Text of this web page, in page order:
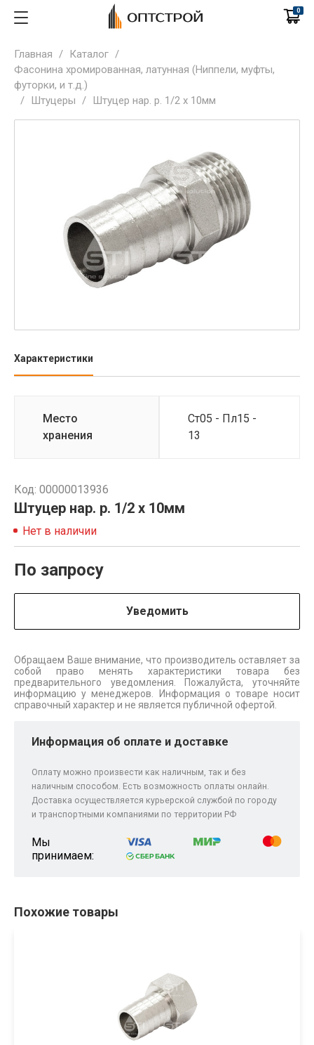
0
Главная / Каталог /
Фасонина хромированная, латунная (Ниппели, муфты,
футорки, и т.д.)
/ Штуцеры / Штуцер нар. р. 1/2 х 10мм
Характеристики
Место
хранения
Ст05 - Пл15 -
13
Код: 00000013936
Штуцер нар. р. 1/2 х 10мм
Нет в наличии
По запросу
Уведомить
Обращаем Ваше внимание, что производитель оставляет за
собой право менять характеристики товара без
предварительного уведомления. Пожалуйста, уточняйте
информацию у менеджеров. Информация о товаре носит
справочный характер и не является публичной офертой.
Информация об оплате и доставке
Оплату можно произвести как наличным, так и без
наличным способом. Есть возможность оплаты онлайн.
Доставка осуществляется курьерской службой по городу
и транспортными компаниями по территории РФ
Мы
принимаем:
Похожие товары